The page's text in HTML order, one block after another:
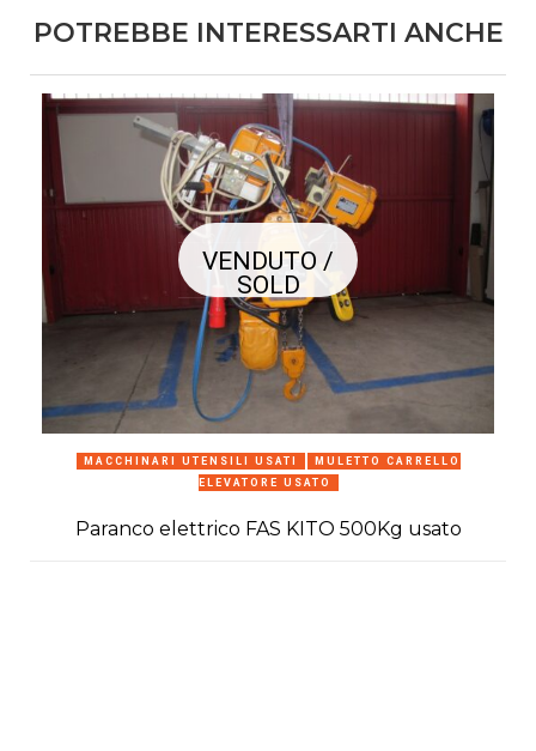
POTREBBE INTERESSARTI ANCHE
VENDUTO /
SOLD
MACCHINARI UTENSILI USATI
MULETTO CARRELLO
ELEVATORE USATO
Paranco elettrico FAS KITO 500Kg usato